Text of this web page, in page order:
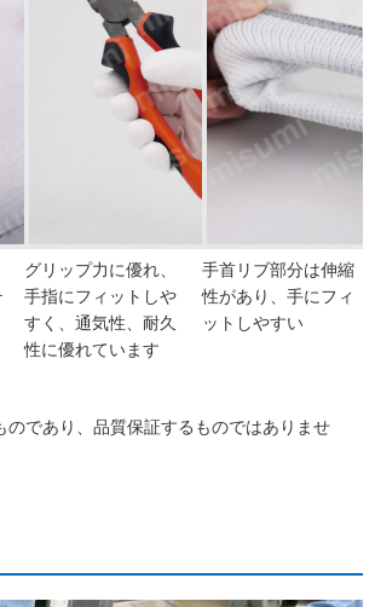
グリップ力に優れ、
手指にフィットしや
すく、通気性、耐久
性に優れています
手首リブ部分は伸縮
性があり、手にフィ
ットしやすい
のであり、品質保証するものではありませ